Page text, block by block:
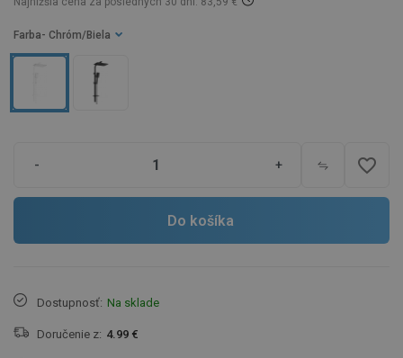
Farba - Chróm/Biela
- + favorite_border
Do košíka
Dostupnosť: Na sklade
Doručenie z: 4.99 €